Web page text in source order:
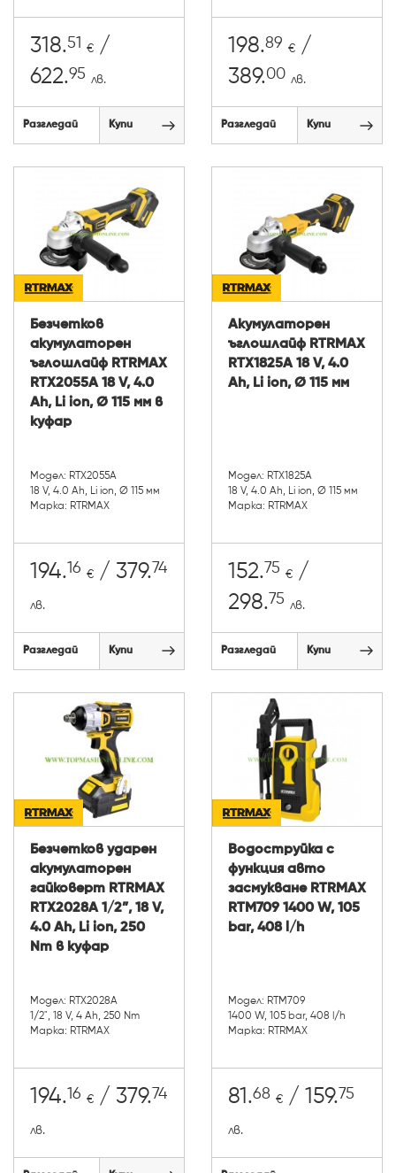
318.51 € /
622.95 лв.
Разгледай Купи
198.89 € /
389.00 лв.
Разгледай Купи
Безчетков
акумулаторен
ъглошлайф RTRMAX
RTX2055A 18 V, 4.0
Ah, Li ion, Ø 115 мм в
куфар
Модел: RTX2055A
18 V, 4.0 Ah, Li ion, Ø 115 мм
Марка: RTRMAX
194.16 € / 379.74
лв.
Разгледай Купи
Акумулаторен
ъглошлайф RTRMAX
RTX1825A 18 V, 4.0
Ah, Li ion, Ø 115 мм
Модел: RTX1825A
18 V, 4.0 Ah, Li ion, Ø 115 мм
Марка: RTRMAX
152.75 € /
298.75 лв.
Разгледай Купи
Безчетков ударен
акумулаторен
гайковерт RTRMAX
RTX2028A 1/2”, 18 V,
4.0 Ah, Li ion, 250
Nm в куфар
Модел: RTX2028A
1/2", 18 V, 4 Ah, 250 Nm
Марка: RTRMAX
194.16 € / 379.74
лв.
Водоструйка с
функция авто
засмукване RTRMAX
RTM709 1400 W, 105
bar, 408 l/h
Модел: RTM709
1400 W, 105 bar, 408 l/h
Марка: RTRMAX
81.68 € / 159.75
лв.